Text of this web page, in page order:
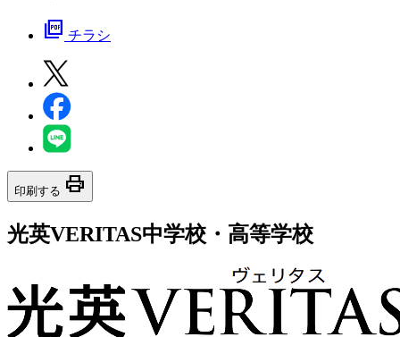
picture_as_pdf チラシ
印刷する print
光英VERITAS中学校・高等学校